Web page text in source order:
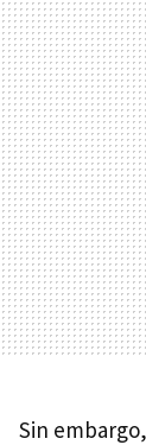
Sin